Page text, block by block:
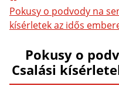
Pokusy o podvody na
kísérletek az idős
Pokusy o
Csalási